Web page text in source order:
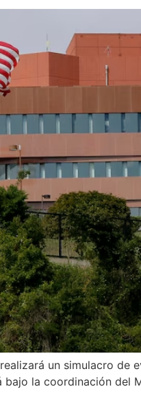
un simulacro de
la coordinación del